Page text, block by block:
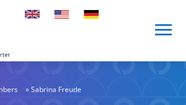
»Sabrina Freude